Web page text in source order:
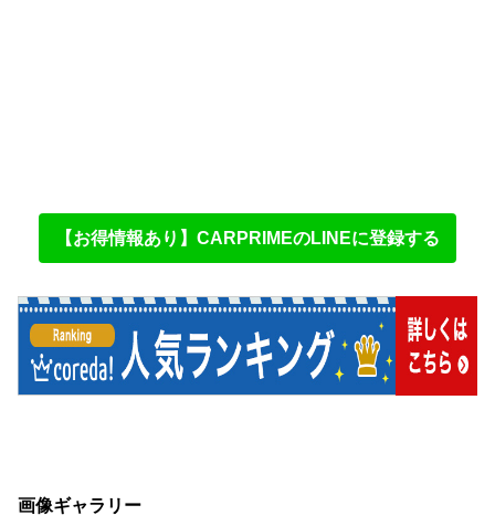
【お得情報あり】CARPRIMEのLINEに登録する
画像ギャラリー